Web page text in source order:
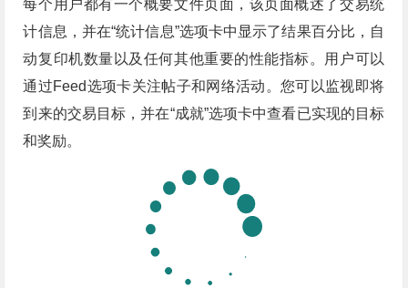
每个用户都有一个概要文件页面，该页面概述了交易统
计信息，并在“统计信息”选项卡中显示了结果百分比，自
动复印机数量以及任何其他重要的性能指标。用户可以
通过Feed选项卡关注帖子和网络活动。您可以监视即将
到来的交易目标，并在“成就”选项卡中查看已实现的目标
和奖励。